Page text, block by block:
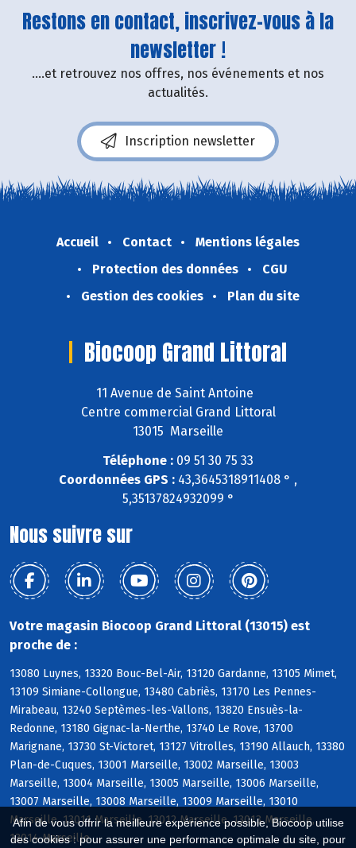
Afin de vous offrir la meilleure expérience possible, Biocoop utilise
des cookies : pour assurer une performance optimale du site, pour
Restons en contact, inscrivez-vous à la
newsletter !
....et retrouvez nos offres, nos événements et nos
actualités.
Inscription newsletter
Accueil Contact
Mentions légales
Protection des données
CGU
Gestion des cookies
Plan du site
Biocoop Grand Littoral
11 Avenue de Saint Antoine
Centre commercial Grand Littoral
13015 Marseille
Téléphone : 09 51 30 75 33
Coordonnées GPS : 43,3645318911408 ° ,
5,35137824932099 °
Nous suivre sur
Votre magasin Biocoop Grand Littoral (13015) est
proche de :
13080 Luynes, 13320 Bouc-Bel-Air, 13120 Gardanne, 13105 Mimet,
13109 Simiane-Collongue, 13480 Cabriès, 13170 Les Pennes-
Mirabeau, 13240 Septèmes-les-Vallons, 13820 Ensuès-la-
Redonne, 13180 Gignac-la-Nerthe, 13740 Le Rove, 13700
Marignane, 13730 St-Victoret, 13127 Vitrolles, 13190 Allauch, 13380
Plan-de-Cuques, 13001 Marseille, 13002 Marseille, 13003
Marseille, 13004 Marseille, 13005 Marseille, 13006 Marseille,
13007 Marseille, 13008 Marseille, 13009 Marseille, 13010
Marseille, 13011 Marseille, 13012 Marseille, 13013 Marseille,
13014 Marseille